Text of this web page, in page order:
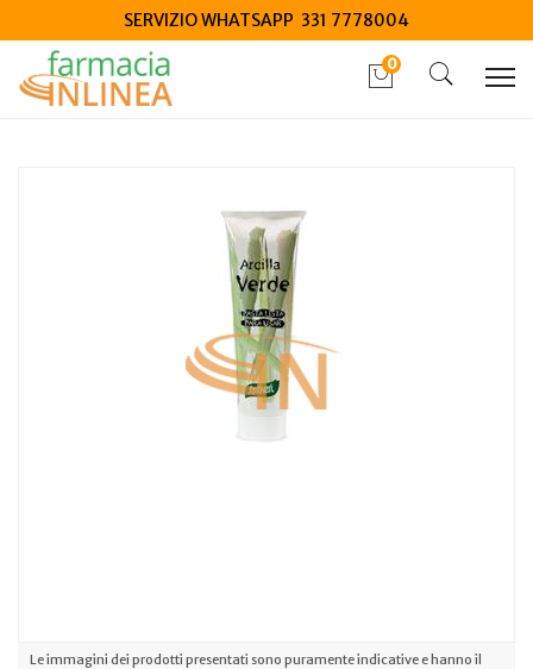
SERVIZIO WHATSAPP 331 7778004
0
Le immagini dei prodotti presentati sono puramente indicative e hanno il